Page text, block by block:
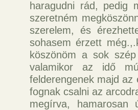
haragudni rád, pedig
szeretném
szerelem, és
sohasem érzett
köszönöm a sok
valamikor az idő
felderengenek majd
fognak csalni az
megírva,